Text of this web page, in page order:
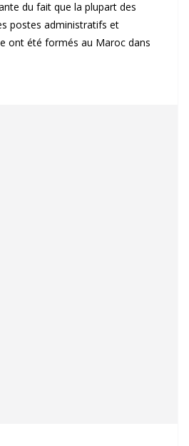
du fait que la plupart des
postes administratifs et
ont été formés au Maroc dans